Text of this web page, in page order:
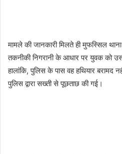
मामले की जानकारी मिलते ही मुफस्सिल
तकनीकी निगरानी के आधार पर युवक को
हालांकि, पुलिस के पास वह हथियार बरामद
पुलिस द्वारा सख्ती से पूछताछ की गई।